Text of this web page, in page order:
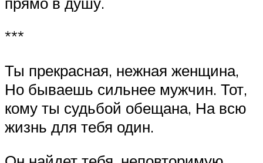
***
Ты прекрасная, нежная женщина,
Но бываешь сильнее мужчин. Тот,
кому ты судьбой обещана, На всю
жизнь для тебя один.